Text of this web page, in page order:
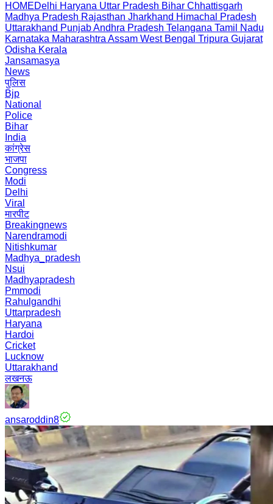
HOMEDelhi Haryana Uttar Pradesh Bihar Chhattisgarh
Madhya Pradesh Rajasthan Jharkhand Himachal Pradesh
Uttarakhand PunjabAndhra Pradesh Telangana Tamil Nadu
Karnataka Maharashtra Assam West Bengal Tripura Gujarat
Odisha Kerala
Jansamasya
News
पुलिस
Bjp
National
Police
Bihar
India
कांग्रेस
भाजपा
Congress
Modi
Delhi
Viral
मारपीट
Breakingnews
Narendramodi
Nitishkumar
Madhya_pradesh
Nsui
Madhyapradesh
Pmmodi
Rahulgandhi
Uttarpradesh
Haryana
Hardoi
Cricket
Lucknow
Uttarakhand
लखनऊ
ansaroddin8